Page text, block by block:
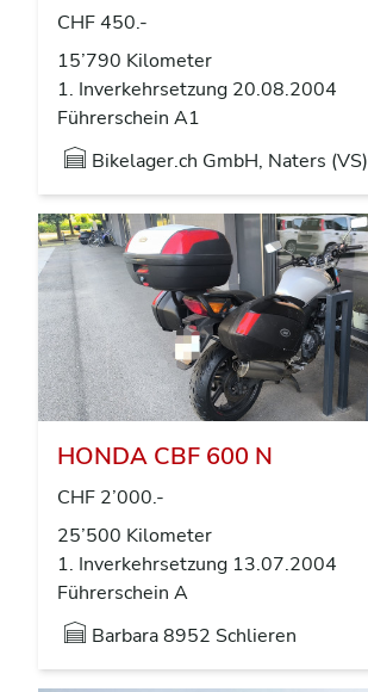
CHF 450.-
15’790 Kilometer
1. Inverkehrsetzung 20.08.2004
Führerschein A1
Bikelager.ch GmbH, Naters (VS)
HONDA CBF 600 N
CHF 2’000.-
25’500 Kilometer
1. Inverkehrsetzung 13.07.2004
Führerschein A
Barbara8952 Schlieren